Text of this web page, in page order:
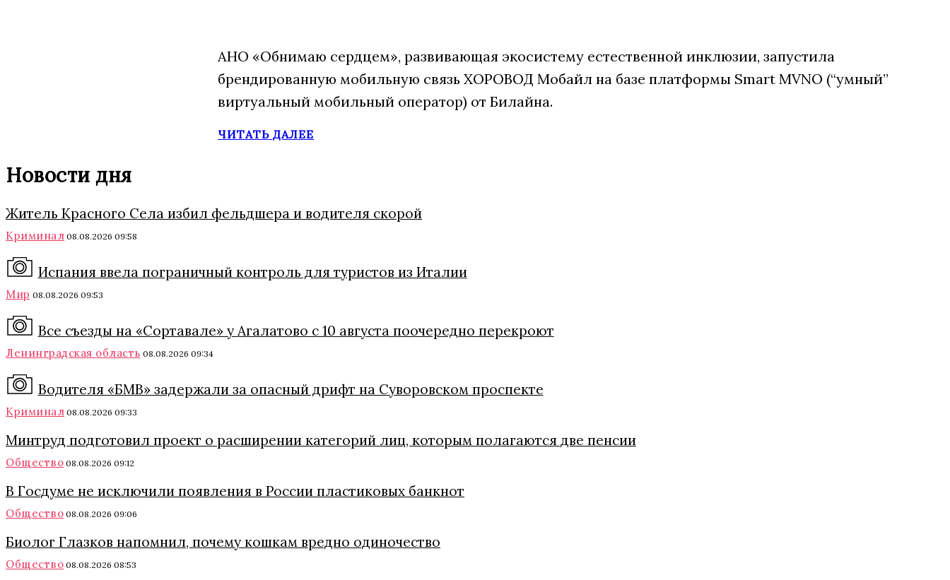
АНО «Обнимаю сердцем», развивающая экосистему естественной инклюзии, запустила
брендированную мобильную связь ХОРОВОД Мобайл на базе платформы Smart MVNO (“умный”
виртуальный мобильный оператор) от Билайна.
ЧИТАТЬ ДАЛЕЕ
Новости дня
Житель Красного Села избил фельдшера и водителя скорой
Криминал 08.08.2026 09:58
Испания ввела пограничный контроль для туристов из Италии
Мир 08.08.2026 09:53
Все съезды на «Сортавале» у Агалатово с 10 августа поочередно перекроют
Ленинградская область 08.08.2026 09:34
Водителя «БМВ» задержали за опасный дрифт на Суворовском проспекте
Криминал 08.08.2026 09:33
Минтруд подготовил проект о расширении категорий лиц, которым полагаются две пенсии
Общество 08.08.2026 09:12
В Госдуме не исключили появления в России пластиковых банкнот
Общество 08.08.2026 09:06
Биолог Глазков напомнил, почему кошкам вредно одиночество
Общество 08.08.2026 08:53